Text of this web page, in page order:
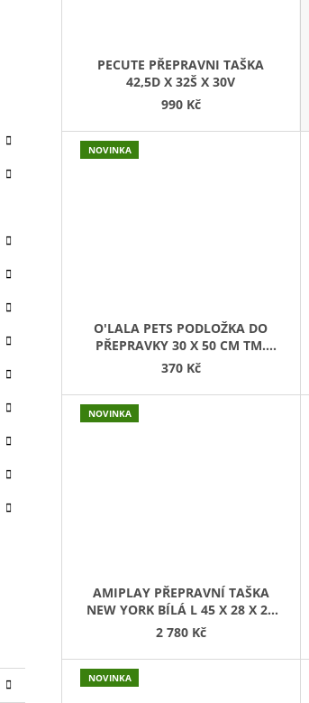
PECUTE PŘEPRAVNI TAŠKA
42,5D X 32Š X 30V
990 Kč
NOVINKA
O'LALA PETS PODLOŽKA DO
PŘEPRAVKY 30 X 50 CM TM.
HNĚDÁ
370 Kč
NOVINKA
AMIPLAY PŘEPRAVNÍ TAŠKA
NEW YORK BÍLÁ L 45 X 28 X 29
CM
2 780 Kč
NOVINKA